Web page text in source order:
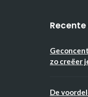
zo creëer
De